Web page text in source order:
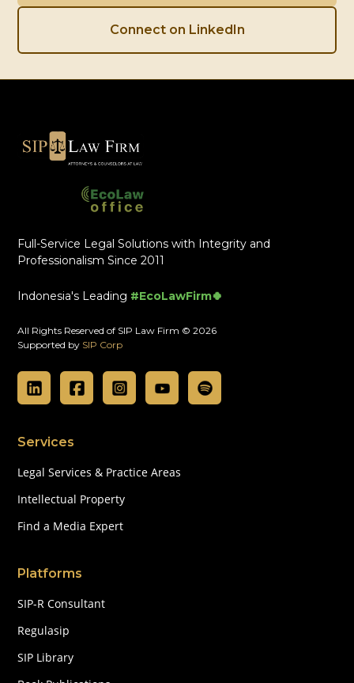
Connect on LinkedIn
Full-Service Legal Solutions with Integrity and
Professionalism Since 2011
Indonesia's Leading #EcoLawFirm🍀
All Rights Reserved of SIP Law Firm © 2026
Supported by SIP Corp
Services
Legal Services & Practice Areas
Intellectual Property
Find a Media Expert
Platforms
SIP-R Consultant
Regulasip
SIP Library